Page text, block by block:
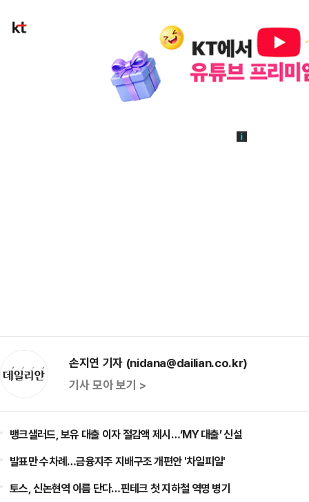
손지연 기자 (nidana@dailian.co.kr)
기사 모아 보기 >
뱅크샐러드, 보유 대출 이자 절감액 제시…‘MY 대출’ 신설
발표만 수차례…금융지주 지배구조 개편안 '차일피일'
토스, 신논현역 이름 단다…핀테크 첫 지하철 역명 병기